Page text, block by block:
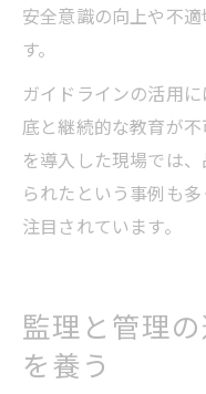
安全意識の向上や不
す。
ガイドラインの活用
底と継続的な教育が
を導入した現場では
られたという事例も
注目されています。
監理と管理
を養う